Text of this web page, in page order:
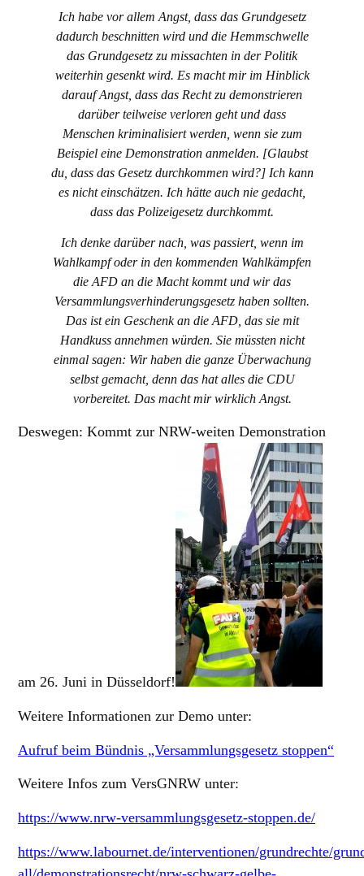
Ich habe vor allem Angst, dass das Grundgesetz
dadurch beschnitten wird und die Hemmschwelle
das Grundgesetz zu missachten in der Politik
weiterhin gesenkt wird. Es macht mir im Hinblick
darauf Angst, dass das Recht zu demonstrieren
darüber teilweise verloren geht und dass
Menschen kriminalisiert werden, wenn sie zum
Beispiel eine Demonstration anmelden. [Glaubst
du, dass das Gesetz durchkommen wird?] Ich kann
es nicht einschätzen. Ich hätte auch nie gedacht,
dass das Polizeigesetz durchkommt.
Ich denke darübernach, was passiert, wenn im
Wahlkampf oder in den kommenden Wahlkämpfen
die AFD an die Macht kommt und wir das
Versammlungsverhinderungsgesetz haben sollten.
Das ist ein Geschenk an die AFD, das sie mit
Handkuss annehmen würden. Sie müssten nicht
einmal sagen: Wir haben die ganze Überwachung
selbst gemacht, denn das hat alles die CDU
vorbereitet. Das macht mir wirklich Angst.
Deswegen: Kommt zur NRW-weiten Demonstration
am 26. Juni in Düsseldorf!
Weitere Informationen zur Demo unter:
Aufruf beim Bündnis „Versammlungsgesetz stoppen“
Weitere Infos zum VersGNRW unter:
https://www.nrw-versammlungsgesetz-stoppen.de/
https://www.labournet.de/interventionen/grundrechte/